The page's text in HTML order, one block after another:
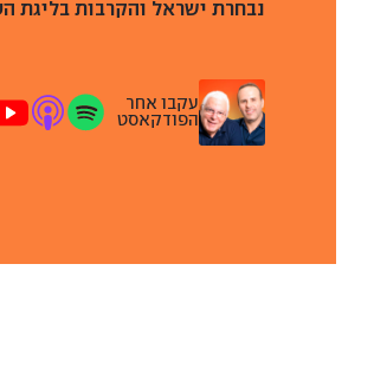
נבחרת ישראל והקרבות בליגת
עקבו אחר
הפודקאסט